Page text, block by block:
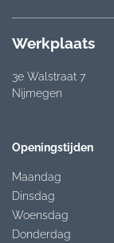
Werkplaats
3e Walstraat 7
Nijmegen
Openingstijden
Maandag
Dinsdag
Woensdag
Donderdag